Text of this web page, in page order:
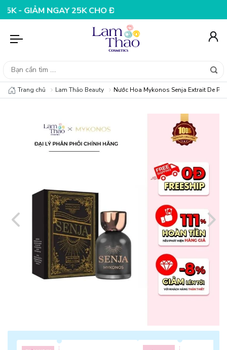
25K CHO ĐƠN HÀNG 99K
Trang chủ Lam Thảo Beauty Nước Hoa Mykonos Senja Extrait De